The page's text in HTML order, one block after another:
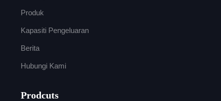
Produk
Kapasiti Pengeluaran
Berita
Hubungi Kami
Prodcuts